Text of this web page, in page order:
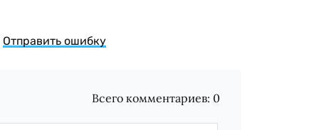
Отправить ошибку
Всего комментариев: 0